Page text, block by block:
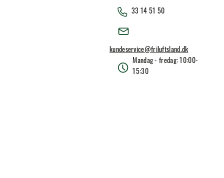
33 14 51 50
kundeservice@friluftsland.dk
Mandag - fredag: 10:00-
15:30